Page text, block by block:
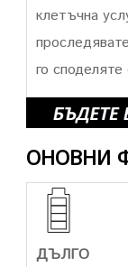
клетъчна
го
ОНОВНИ
ДЪЛГО